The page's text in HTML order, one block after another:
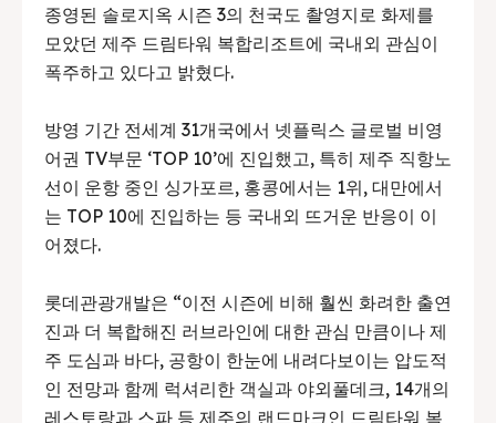
종영된 솔로지옥 시즌 3의 천국도 촬영지로 화제를
모았던 제주 드림타워 복합리조트에 국내외 관심이
폭주하고 있다고 밝혔다.
방영 기간 전세계 31개국에서 넷플릭스 글로벌 비영
어권 TV부문 ‘TOP 10’에 진입했고, 특히 제주 직항노
선이 운항 중인 싱가포르, 홍콩에서는 1위, 대만에서
는 TOP 10에 진입하는 등 국내외 뜨거운 반응이 이
어졌다.
롯데관광개발은 “이전 시즌에 비해 훨씬 화려한 출연
진과 더 복합해진 러브라인에 대한 관심 만큼이나 제
주 도심과 바다, 공항이 한눈에 내려다보이는 압도적
인 전망과 함께 럭셔리한 객실과 야외풀데크, 14개의
레스토랑과 스파 등 제주의 랜드마크인 드림타워 복